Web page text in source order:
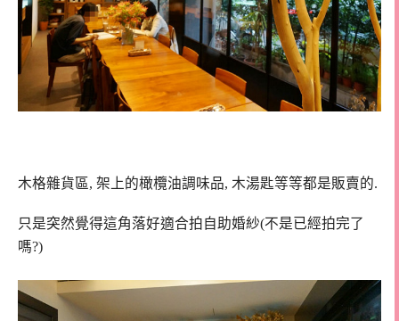
木格雜貨區, 架上的橄欖油調味品, 木湯匙等等都是販賣的.
只是突然覺得這角落好適合拍自助婚紗(不是已經拍完了
嗎?)